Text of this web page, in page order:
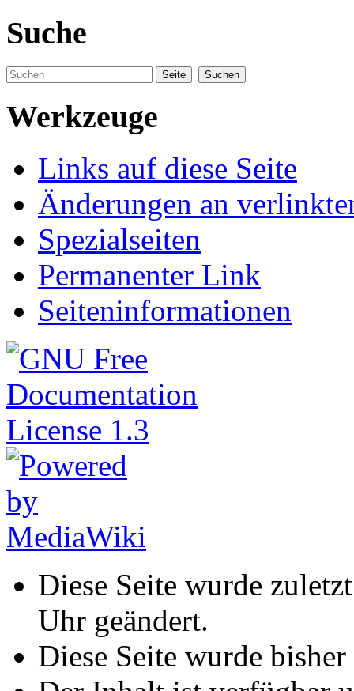
Suche
Werkzeuge
Links auf diese Seite
Änderungen an
Spezialseiten
Permanenter Link
Seiteninformationen
Diese Seite wurde
Uhr geändert.
Diese Seite wurde